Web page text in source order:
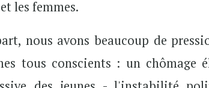
les femmes.
nous avons beaucoup de
tous conscients : un chômage